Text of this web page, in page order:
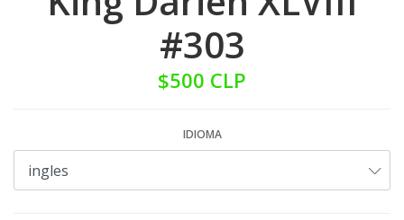
#303
$500 CLP
IDIOMA